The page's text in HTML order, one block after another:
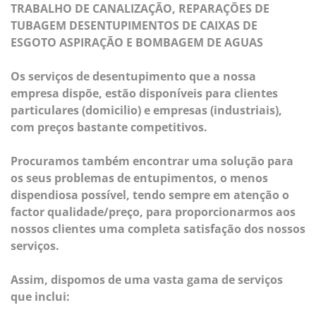
TRABALHO DE CANALIZAÇÃO, REPARAÇÕES DE
TUBAGEM DESENTUPIMENTOS DE CAIXAS DE
ESGOTO ASPIRAÇÃO E BOMBAGEM DE AGUAS
Os serviços de desentupimento que a nossa
empresa dispõe, estão disponíveis para clientes
particulares (domicilio) e empresas (industriais),
com preços bastante competitivos.
Procuramos também encontrar uma solução para
os seus problemas de entupimentos, o menos
dispendiosa possível, tendo sempre em atenção o
factor qualidade/preço, para proporcionarmos aos
nossos clientes uma completa satisfação dos nossos
serviços.
Assim, dispomos de uma vasta gama de serviços
que inclui: